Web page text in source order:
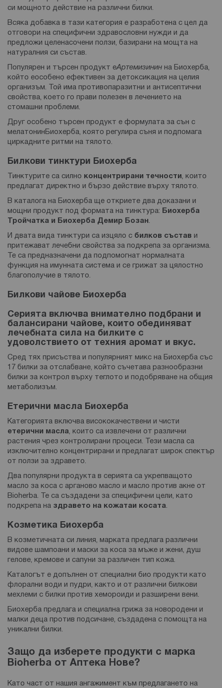
си мощното действие на различни билки.
Всяка добавка в тази категория е разработена с цел да
отговори на специфични здравословни нужди и да
предложи целенасочени ползи, базирани на мощта на
натуралния си състав.
Популярен и търсен продукт еАртемизинин на Биохерба,
който еособено ефективен за детоксикация на целия
организъм. Той има противопаразитни и антисептични
свойства, което го прави полезен в лечението на
стомашни проблеми.
Друг особено търсен продукт е формулата за сън с
мелатонинБиохерба, която регулира съня и подпомага
циркадните ритми на тялото.
Билкови тинктури Биохерба
Тинктурите са силно концентрирани течности, които
предлагат директно и бързо действие върху тялото.
В каталога на Биохерба ще откриете два доказани и
мощни продукт под формата на тинктура: Биохерба
Тройчатка и Биохерба Демир Бозан.
И двата вида тинктури са изцяло с билков състав и
притежават лечебни свойства за подкрепа за организма.
Те са предназначени да подпомогнат нормалната
функция на имунната система и се грижат за цялостно
благополучие в тялото.
Билкови чайове Биохерба
Серията включва внимателно подбрани и
балансирани чайове, които обединяват
лечебната сила на билките с
удоволствието от техния аромат и вкус.
Сред тях присъства и популярният микс на Биохерба със
17 билки за отслабване, който съчетава разнообразни
билки за контрол върху теглото и подобряване на общия
метаболизъм.
Етерични масла Биохерба
Категорията включва висококачествени и чисти
етерични масла, които са извлечени от различни
растения чрез контролирани процеси. Тези масла са
изключително концентрирани и предлагат широк спектър
от ползи за здравето.
Два популярни продукта в серията са укрепващото
масло за коса с арганово масло и масло против акне от
Bioherba. Те са създадени за специфични цели, като
подкрепа на здравето на кожатаи косата.
Козметика Биохерба
В козметичната си линия, марката предлага различни
видове шампоани и маски за коса за мъже и жени, душ
гелове, кремове и сапуни за различен тип кожа.
Каталогът е допълнен от специални био продукти като
флорални води и пудри, както и от различни билкови
мехлеми с билки против хемороиди и разширени вени.
Биохерба предлага и специална грижа за новородени и
малки деца против подсичане, създадена с помощта на
уникални билки.
Защо да изберете продукти с марка
Bioherba от Аптека Нове?
Като част от нашия ангажимент към предлагането на